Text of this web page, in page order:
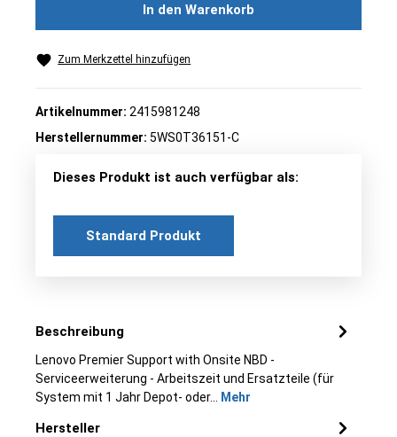
In den Warenkorb
Zum Merkzettel hinzufügen
Artikelnummer: 2415981248
Herstellernummer: 5WS0T36151-C
Dieses Produkt ist auch verfügbar als:
Standard Produkt
Beschreibung
Lenovo Premier Support with Onsite NBD -
Serviceerweiterung - Arbeitszeit und Ersatzteile (für
System mit 1 Jahr Depot- oder… Mehr
Hersteller